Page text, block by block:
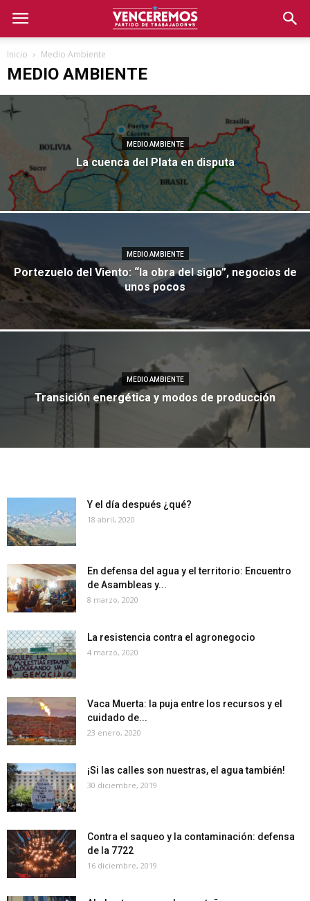
Inicio Medio Ambiente
MEDIO AMBIENTE
MEDIO AMBIENTE
La cuenca del Plata en disputa
MEDIO AMBIENTE
Portezuelo del Viento: “la obra del siglo”, negocios de
unos pocos
MEDIO AMBIENTE
Transición energética y modos de producción
Y el día después ¿qué?
18 abril, 2020
En defensa del agua y el territorio: Encuentro
de Asambleas y...
8 marzo, 2020
La resistencia contra el agronegocio
4 marzo, 2020
Vaca Muerta: la puja entre los recursos y el
cuidado de...
23 enero, 2020
¡Si las calles son nuestras, el agua también!
30 diciembre, 2019
Contra el saqueo y la contaminación: defensa
de la 7722
16 diciembre, 2019